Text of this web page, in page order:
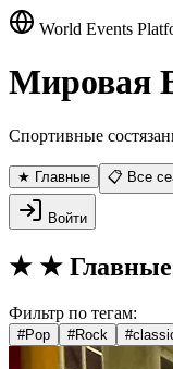
World Events
Мировая
Спортивные
★ Главные 📋 Все
Войти
★ ★
Фильтр по тегам:
#Pop #Rock #